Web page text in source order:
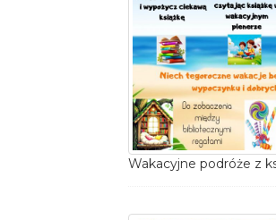
Wakacyjne podróże z